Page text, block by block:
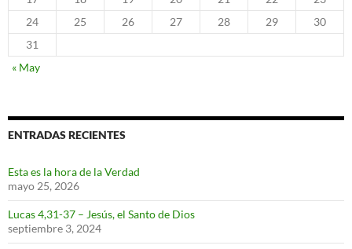
24
25 26 27 28 29
30
31
« May
ENTRADAS RECIENTES
Esta es la hora de la Verdad
mayo 25, 2026
Lucas 4,31-37 – Jesús, el Santo de Dios
septiembre 3, 2024